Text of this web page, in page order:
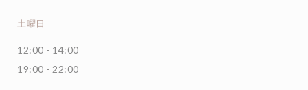
土曜日
12:00 - 14:00
19:00 - 22:00